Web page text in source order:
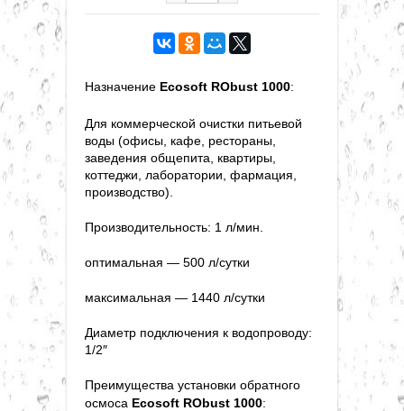
Назначение Ecosoft RObust 1000:
Для коммерческой очистки питьевой
воды (офисы, кафе, рестораны,
заведения общепита, квартиры,
коттеджи, лаборатории, фармация,
производство).
Производительность: 1 л/мин.
оптимальная — 500 л/сутки
максимальная — 1440 л/сутки
Диаметр подключения к водопроводу:
1/2″
Преимущества установки обратного
осмоса Ecosoft RObust 1000: